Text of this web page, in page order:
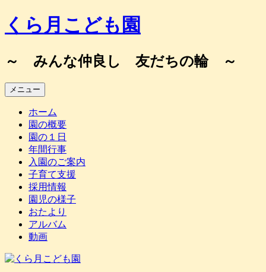
コ
ン
へ
ス
くら月こども園
～ みんな仲良し 友だちの輪 ～
メニュー
ホーム
園の概要
園の１日
年間行事
入園のご案内
子育て支援
採用情報
園児の様子
おたより
アルバム
動画